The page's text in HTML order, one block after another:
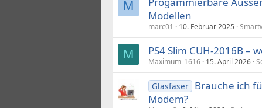
M
Modellen
marc01 10. Februar 2025
M PS4 Slim CUH-2016B –
Maximum_1616 15. April 2026
Glasfaser Brauche ich
Modem?